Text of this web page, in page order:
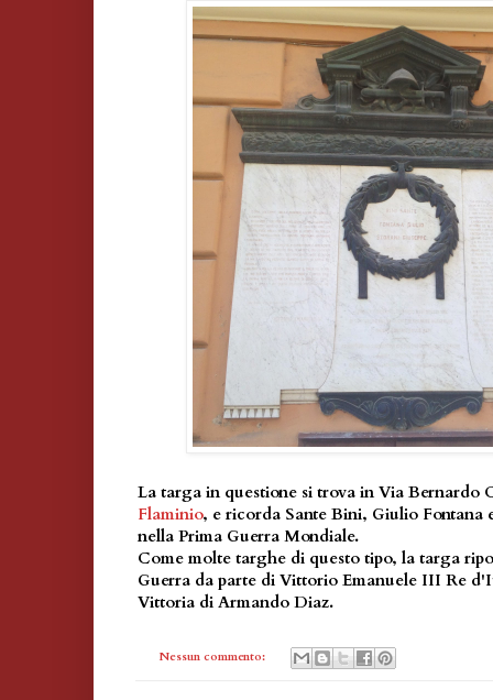
La targa in questione si trova in Via Bernardo
Flaminio, e ricorda Sante Bini, Giulio Fontana
nella Prima Guerra Mondiale.
Come molte targhe di questo tipo, la targa
Guerra da parte di Vittorio Emanuele III Re
Vittoria di Armando Diaz.
Nessun commento: